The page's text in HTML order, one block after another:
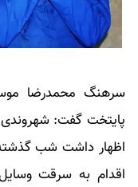
سرهنگ محمدرضا
اظهار داشت شب